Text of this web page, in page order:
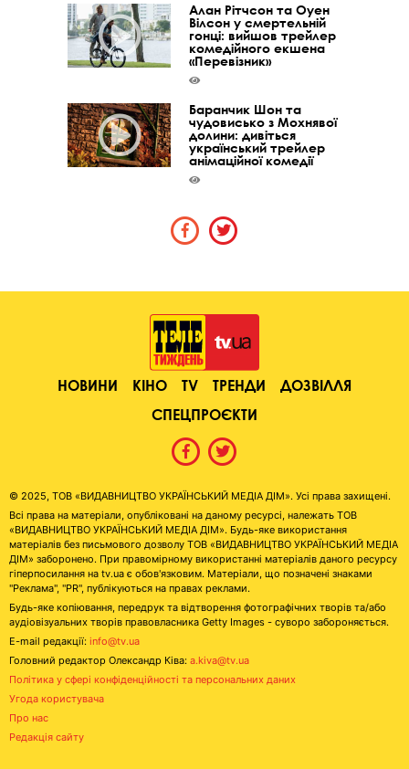
Алан Рітчсон та Оуен
Вілсон у смертельній
гонці: вийшов трейлер
комедійного екшена
«Перевізник»
Баранчик Шон та
чудовисько з Мохнявої
долини: дивіться
український трейлер
анімаційної комедії
НОВИНИ КІНО TV ТРЕНДИ
ДОЗВІЛЛЯ
СПЕЦПРОЄКТИ
© 2025, ТОВ «ВИДАВНИЦТВО УКРАЇНСЬКИЙ МЕДІА ДІМ». Усі права захищені.
Всі права на матеріали, опубліковані на даному ресурсі, належать ТОВ
«ВИДАВНИЦТВО УКРАЇНСЬКИЙ МЕДІА ДІМ». Будь-яке використання
матеріалів без письмового дозволу ТОВ «ВИДАВНИЦТВО УКРАЇНСЬКИЙ МЕДІА
ДІМ» заборонено. При правомірному використанні матеріалів даного ресурсу
гіперпосилання на tv.ua є обов'язковим. Матеріали, що позначені знаками
"Реклама", "PR", публікуються на правах реклами.
Будь-яке копіювання, передрук та відтворення фотографічних творів та/або
аудіовізуальних творів правовласника Getty Images - суворо забороняється.
E-mail редакції: info@tv.ua
Головний редактор Олександр Ківа: a.kiva@tv.ua
Політика у сфері конфіденційності та персональних даних
Угода користувача
Про нас
Редакція сайту